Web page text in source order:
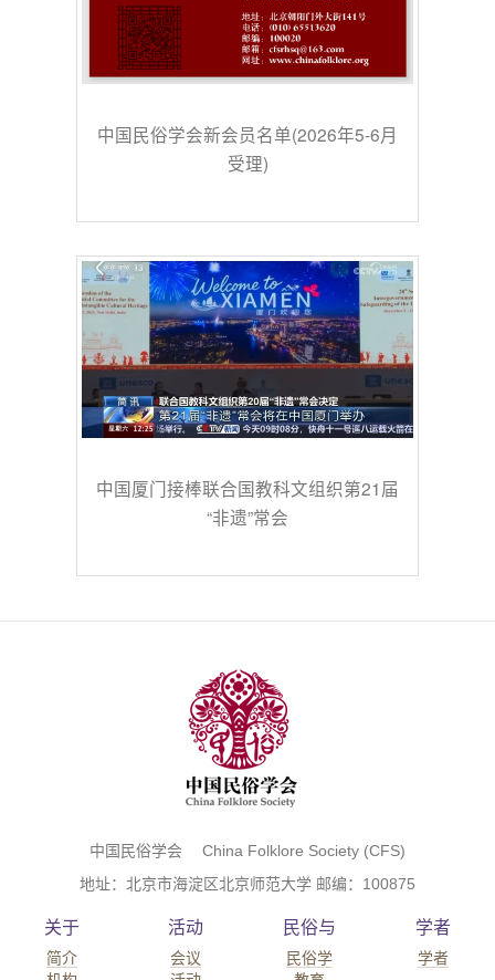
中国民俗学会新会员名单(2026年5-6月
受理)
中国厦门接棒联合国教科文组织第21届
“非遗”常会
中国民俗学会 China Folklore Society (CFS)
地址：北京市海淀区北京师范大学 邮编：100875
关于
简介
活动
会议
民俗与
民俗学
学者
学者